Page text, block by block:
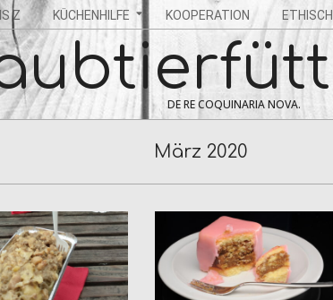
Z KÜCHENHILFE KOOPERATION
DE RE COQUINARIA NOVA.
März 2020